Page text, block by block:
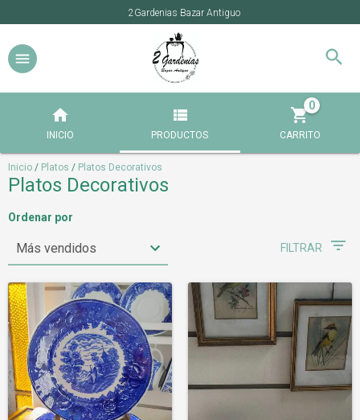
2Gardenias Bazar Antiguo
INICIO PRODUCTOS CARRITO
0
Inicio / Platos / Platos Decorativos
Platos Decorativos
Ordenar por
FILTRAR